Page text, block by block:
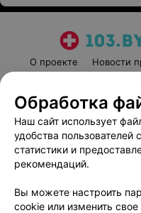
О проекте Новости
Пользовательское
Написать
Обработка
Обработка
Наш сайт использует
удобства пользователей
статистики и
рекомендаций.
Вы можете настроить
cookie или изменить